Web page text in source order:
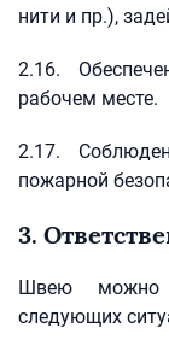
нити и пр.),
2.16.
рабочем месте.
2.17.
пожарной
3.
Швею можно
следующих